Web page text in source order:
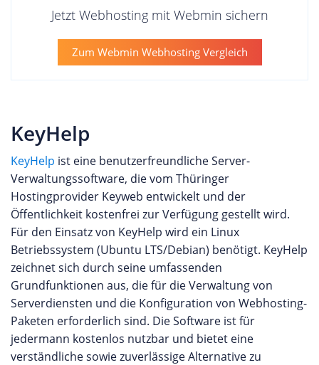
Jetzt Webhosting mit Webmin sichern
Zum Webmin Webhosting Vergleich
KeyHelp
KeyHelp ist eine benutzerfreundliche Server-
Verwaltungssoftware, die vom Thüringer
Hostingprovider Keyweb entwickelt und der
Öffentlichkeit kostenfrei zur Verfügung gestellt wird.
Für den Einsatz von KeyHelp wird ein Linux
Betriebssystem (Ubuntu LTS/Debian) benötigt. KeyHelp
zeichnet sich durch seine umfassenden
Grundfunktionen aus, die für die Verwaltung von
Serverdiensten und die Konfiguration von Webhosting-
Paketen erforderlich sind. Die Software ist für
jedermann kostenlos nutzbar und bietet eine
verständliche sowie zuverlässige Alternative zu